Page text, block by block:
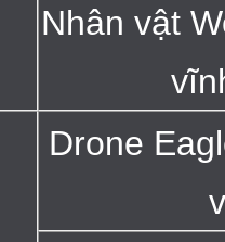
Nhân vật
Drone